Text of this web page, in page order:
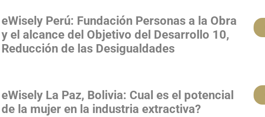
eWisely Perú: Fundación Personas a la Obra
y el alcance del Objetivo del Desarrollo 10,
Reducción de las Desigualdades
eWisely La Paz, Bolivia: Cual es el potencial
de la mujer en la industria extractiva?